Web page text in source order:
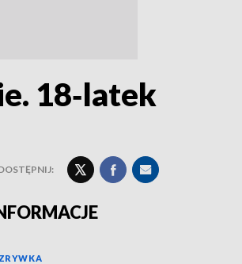
18‑latek